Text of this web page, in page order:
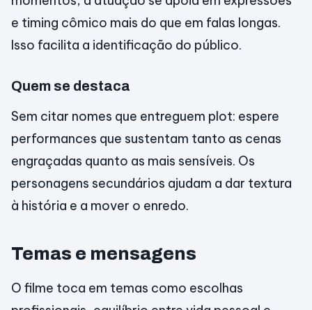
e timing cômico mais do que em falas longas.
Isso facilita a identificação do público.
Quem se destaca
Sem citar nomes que entreguem plot: espere
performances que sustentam tanto as cenas
engraçadas quanto as mais sensíveis. Os
personagens secundários ajudam a dar textura
à história e a mover o enredo.
Temas e mensagens
O filme toca em temas como escolhas